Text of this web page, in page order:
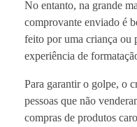
No entanto, na grande
comprovante enviado é
feito por uma criança ou
experiência de
Para garantir o golpe, o
pessoas que não
compras de produtos